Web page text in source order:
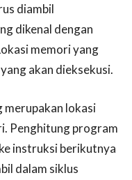
diambil
dikenal dengan
memori yang
akan dieksekusi.
merupakan lokasi
Penghitung program
instruksi berikutnya
dalam siklus